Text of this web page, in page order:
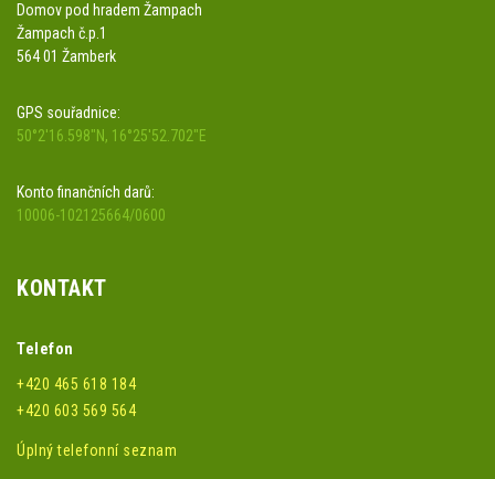
Domov pod hradem Žampach
Žampach č.p.1
564 01 Žamberk
GPS souřadnice:
50°2'16.598"N, 16°25'52.702"E
Konto finančních darů:
10006-102125664/0600
KONTAKT
Telefon
+420 465 618 184
+420 603 569 564
Úplný telefonní seznam